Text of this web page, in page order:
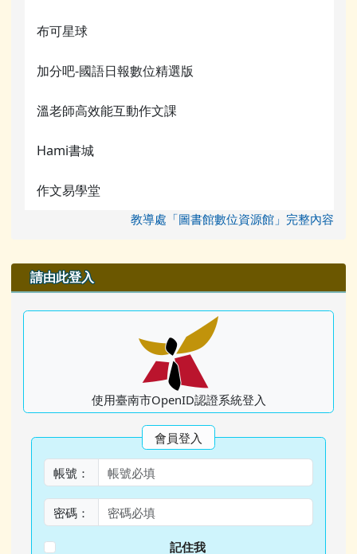
布可星球
加分吧-國語日報數位精選版
溫老師高效能互動作文課
Hami書城
作文易學堂
教導處「圖書館數位資源館」完整內容
右邊區域內容
請由此登入
使用臺南市OpenID認證系統登入
會員登入
帳號：
密碼：
記住我